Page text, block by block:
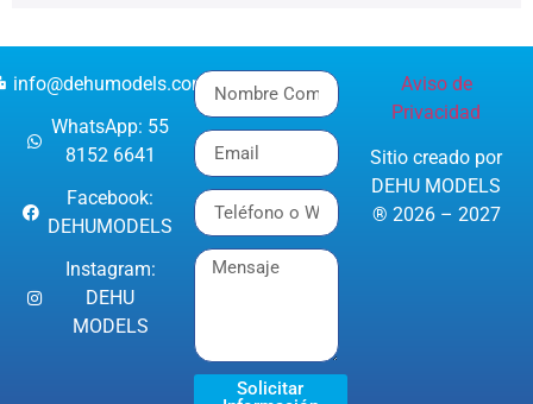
info@dehumodels.com
WhatsApp: 55
8152 6641
Facebook:
DEHUMODELS
Instagram:
DEHU
MODELS
Solicitar
Aviso de
Privacidad
Sitio creado por
DEHU MODELS
® 2026 – 2027